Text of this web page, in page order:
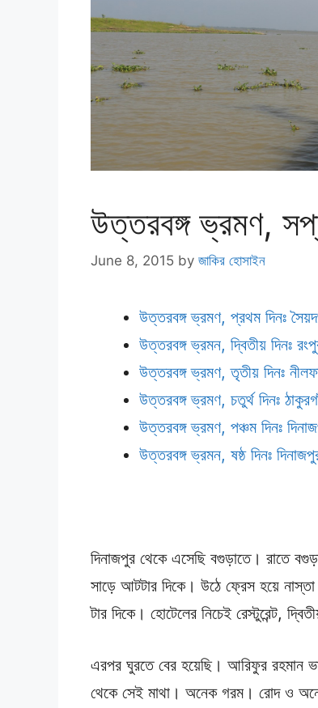
উত্তরবঙ্গ ভ্রমণ,
June 8, 2015 by জাকির হোসাইন
উত্তরবঙ্গ ভ্রমণ, প্রথম দিনঃ
উত্তরবঙ্গ ভ্রমন, দ্বিতীয় দিনঃ
উত্তরবঙ্গ ভ্রমণ, তৃতীয় দিনঃ
উত্তরবঙ্গ ভ্রমণ, চতুর্থ দিনঃ
উত্তরবঙ্গ ভ্রমণ, পঞ্চম দিনঃ
উত্তরবঙ্গ ভ্রমন, ষষ্ঠ দিনঃ
দিনাজপুর থেকে এসেছি বগুড়াতে। রাতে
সাড়ে আটটার দিকে। উঠে ফ্রেস হয়ে
টার দিকে। হোটেলের নিচেই রেস্টুরেন্ট,
এরপর ঘুরতে বের হয়েছি। আরিফুর রহমান
থেকে সেই মাথা। অনেক গরম। রোদ ও